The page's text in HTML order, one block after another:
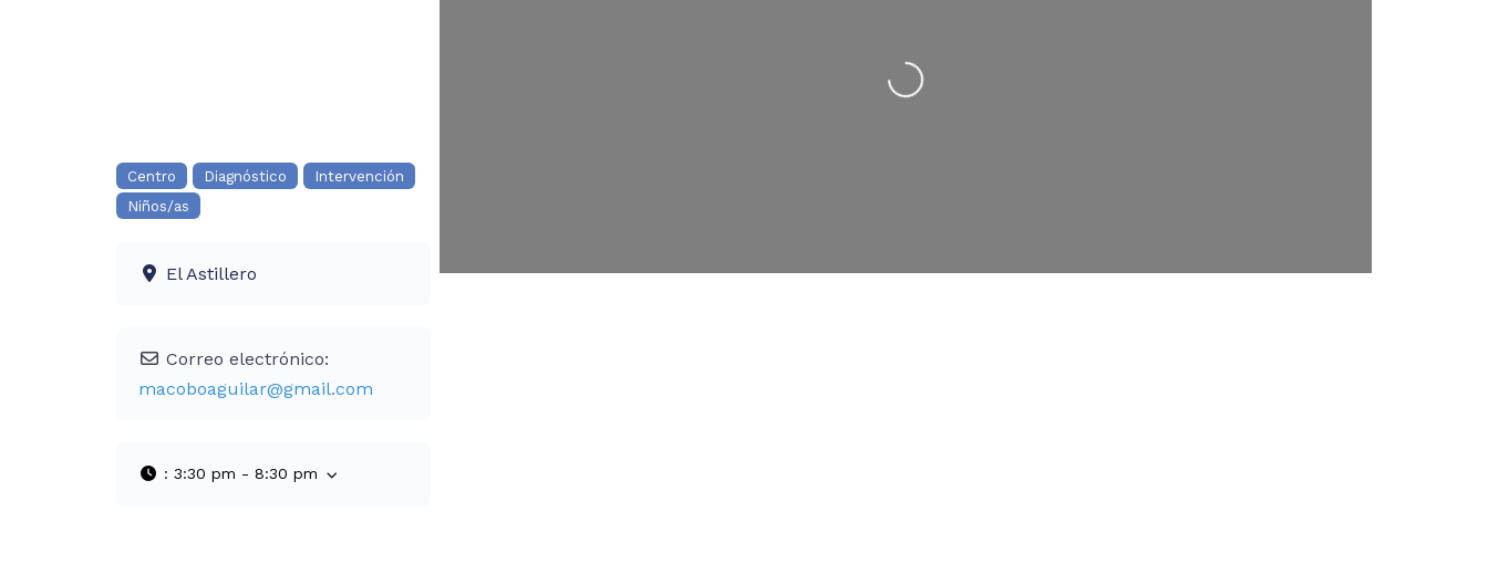
Centro Diagnóstico
Intervención
Niños/as
El Astillero
Correo electrónico:
macoboaguilar@gmail.com
: 3:30 pm - 8:30 pm
Cargando…